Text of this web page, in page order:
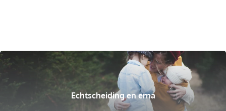
Echtscheiding en erna